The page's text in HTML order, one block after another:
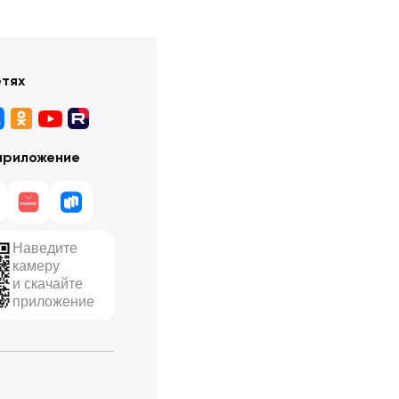
Наведите
камеру
и скачайте
приложение